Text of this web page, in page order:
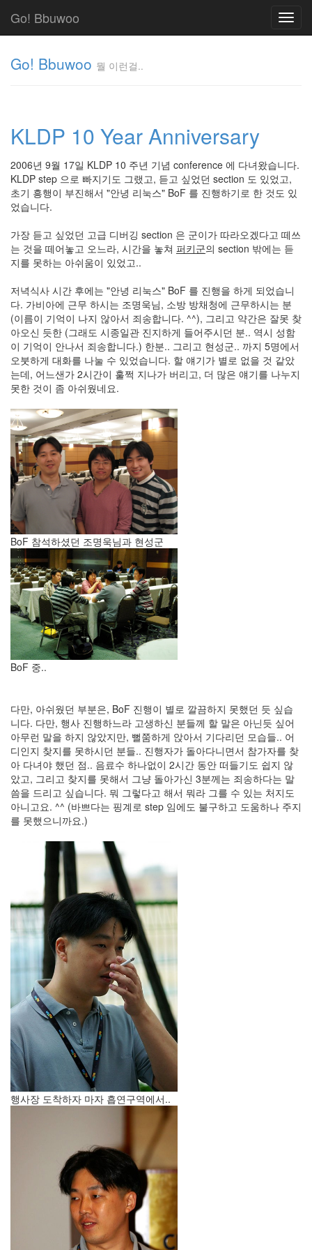
Go! Bbuwoo
Go! Bbuwoo 뭘 이런걸..
KLDP 10 Year Anniversary
2006년 9월 17일 KLDP 10 주년 기념 conference 에 다녀왔습니다.
KLDP step 으로 빠지기도 그랬고, 듣고 싶었던 section 도 있었고,
초기 흥행이 부진해서 "안녕 리눅스" BoF 를 진행하기로 한 것도 있
었습니다.
가장 듣고 싶었던 고급 디버깅 section 은 군이가 따라오겠다고 떼쓰
는 것을 떼어놓고 오느라, 시간을 놓쳐 퍼키군의 section 밖에는 듣
지를 못하는 아쉬움이 있었고..
저녁식사 시간 후에는 "안녕 리눅스" BoF 를 진행을 하게 되었습니
다. 가비아에 근무 하시는 조명욱님, 소방 방채청에 근무하시는 분
(이름이 기억이 나지 않아서 죄송합니다. ^^), 그리고 약간은 잘못 찾
아오신 듯한 (그래도 시종일관 진지하게 들어주시던 분.. 역시 성함
이 기억이 안나서 죄송합니다.) 한분.. 그리고 현성군.. 까지 5명에서
오붓하게 대화를 나눌 수 있었습니다. 할 얘기가 별로 없을 것 같았
는데, 어느샌가 2시간이 훌쩍 지나가 버리고, 더 많은 얘기를 나누지
못한 것이 좀 아쉬웠네요.
BoF 참석하셨던 조명욱님과 현성군
BoF 중..
다만, 아쉬웠던 부분은, BoF 진행이 별로 깔끔하지 못했던 듯 싶습
니다. 다만, 행사 진행하느라 고생하신 분들께 할 말은 아닌듯 싶어
아무런 말을 하지 않았지만, 뻘쭘하게 앉아서 기다리던 모습들.. 어
디인지 찾지를 못하시던 분들.. 진행자가 돌아다니면서 참가자를 찾
아 다녀야 했던 점.. 음료수 하나없이 2시간 동안 떠들기도 쉽지 않
았고, 그리고 찾지를 못해서 그냥 돌아가신 3분께는 죄송하다는 말
씀을 드리고 싶습니다. 뭐 그렇다고 해서 뭐라 그를 수 있는 처지도
아니고요. ^^ (바쁘다는 핑계로 step 임에도 불구하고 도움하나 주지
를 못했으니까요.)
행사장 도착하자 마자 흡연구역에서..
걸..
김
균
Cloud
안
녕
리
눅
스
AnNyung
Mozilla
이
표
준
L10N
iPutty
AnNyung
LInux
불
여
우
Notices
Find!
전
체
192
주
절
주
절
30
사
고
일
지
3
Tech
안
녕
리
눅
스
42
프
로